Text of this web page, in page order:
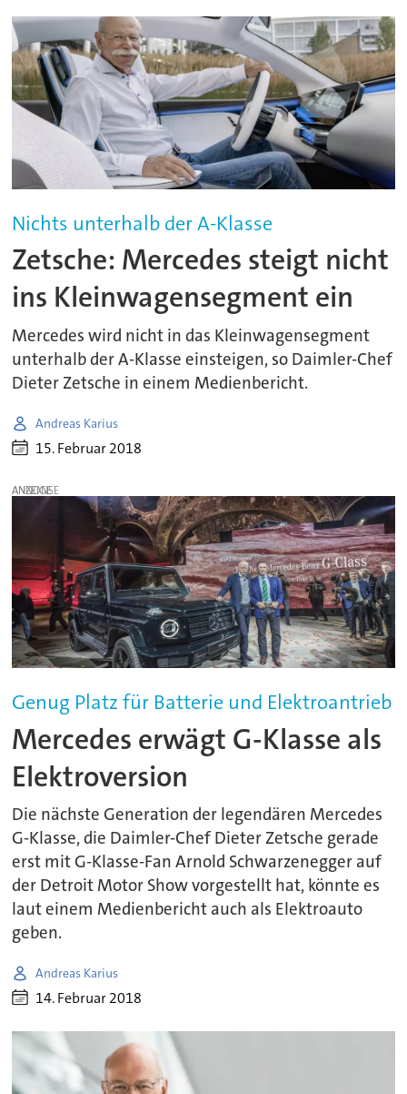
Nichts unterhalb der A-Klasse
Zetsche: Mercedes steigt nicht
ins Kleinwagensegment ein
Mercedes wird nicht in das Kleinwagensegment
unterhalb der A-Klasse einsteigen, so Daimler-Chef
Dieter Zetsche in einem Medienbericht.
Andreas Karius
15. Februar 2018
ANZEIGE
Genug Platz für Batterie und Elektroantrieb
Mercedes erwägt G-Klasse als
Elektroversion
Die nächste Generation der legendären Mercedes
G-Klasse, die Daimler-Chef Dieter Zetsche gerade
erst mit G-Klasse-Fan Arnold Schwarzenegger auf
der Detroit Motor Show vorgestellt hat, könnte es
laut einem Medienbericht auch als Elektroauto
geben.
Andreas Karius
14. Februar 2018